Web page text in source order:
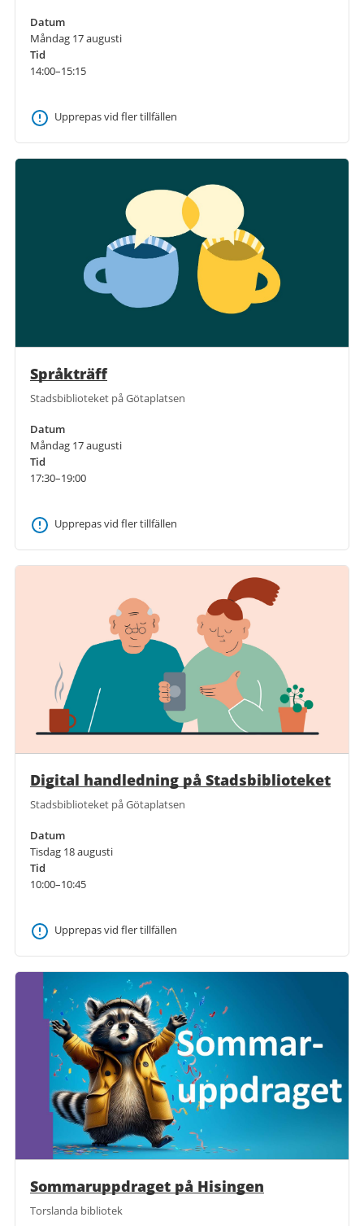
Datum
Måndag 17 augusti
Tid
14:00–15:15
Upprepas vid fler tillfällen
Språkträff
Stadsbiblioteket på Götaplatsen
Datum
Måndag 17 augusti
Tid
17:30–19:00
Upprepas vid fler tillfällen
Digital handledning på Stadsbiblioteket
Stadsbiblioteket på Götaplatsen
Datum
Tisdag 18 augusti
Tid
10:00–10:45
Upprepas vid fler tillfällen
Sommaruppdraget på Hisingen
Torslanda bibliotek